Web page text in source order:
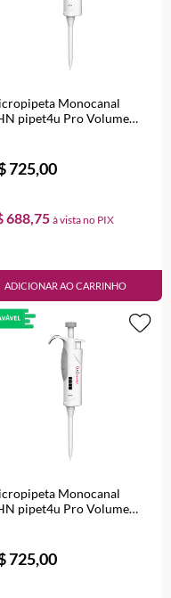
Monocanal
pipet4u Pro Volume
688,75
725,00
ADICIONAR AO CARRINHO
Monocanal
pipet4u Pro Volume
725,00